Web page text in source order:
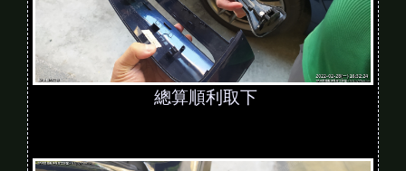
總算順利取下